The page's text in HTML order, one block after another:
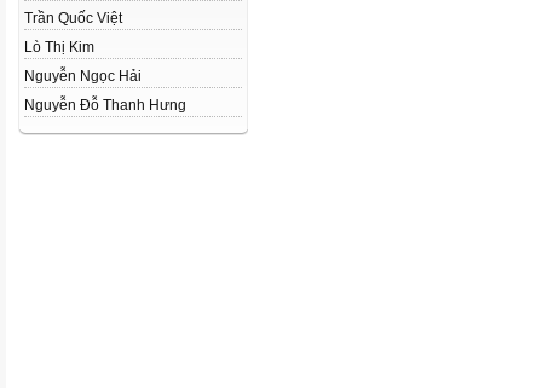
Trần Quốc Việt
Lò Thị Kim
Nguyễn Ngọc Hải
Nguyễn Đỗ Thanh Hưng